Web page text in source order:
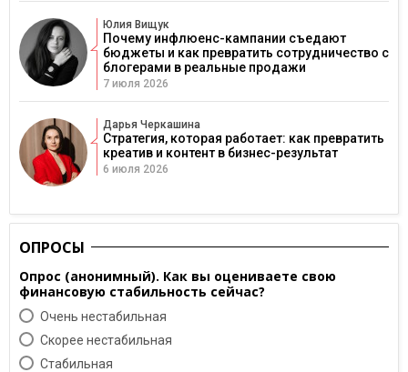
Юлия Вищук
Почему инфлюенс-кампании съедают
бюджеты и как превратить сотрудничество с
блогерами в реальные продажи
7 июля 2026
Дарья Черкашина
Стратегия, которая работает: как превратить
креатив и контент в бизнес-результат
6 июля 2026
ОПРОСЫ
Опрос (анонимный). Как вы оцениваете свою
финансовую стабильность сейчас?
Очень нестабильная
Скорее нестабильная
Cтабильная